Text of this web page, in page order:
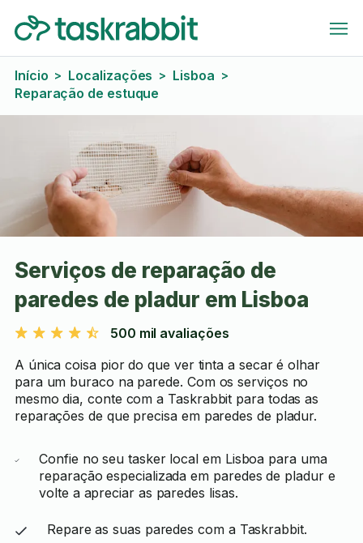
Início > Localizações > Lisboa >
Reparação de estuque
Serviços de reparação de
paredes de pladur em Lisboa
500 mil avaliações
A única coisa pior do que ver tinta a secar é olhar
para um buraco na parede. Com os serviços no
mesmo dia, conte com a Taskrabbit para todas as
reparações de que precisa em paredes de pladur.
Confie no seu tasker local em Lisboa para uma
reparação especializada em paredes de pladur e
volte a apreciar as paredes lisas.
Repare as suas paredes com a Taskrabbit.